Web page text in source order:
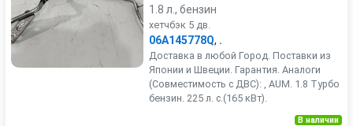
1.8 л., бензин
хетчбэк 5 дв.
06A145778Q, .
Доставка в любой Город. Поставки из
Японии и Швеции. Гарантия. Аналоги
(Совместимость с ДВС): , AUM. 1.8 Турбо
бензин. 225 л. с.(165 кВт).
В наличии